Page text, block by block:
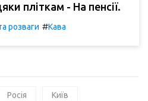
пліткам - На пенсії.
розваги #Кава
Росія Київ